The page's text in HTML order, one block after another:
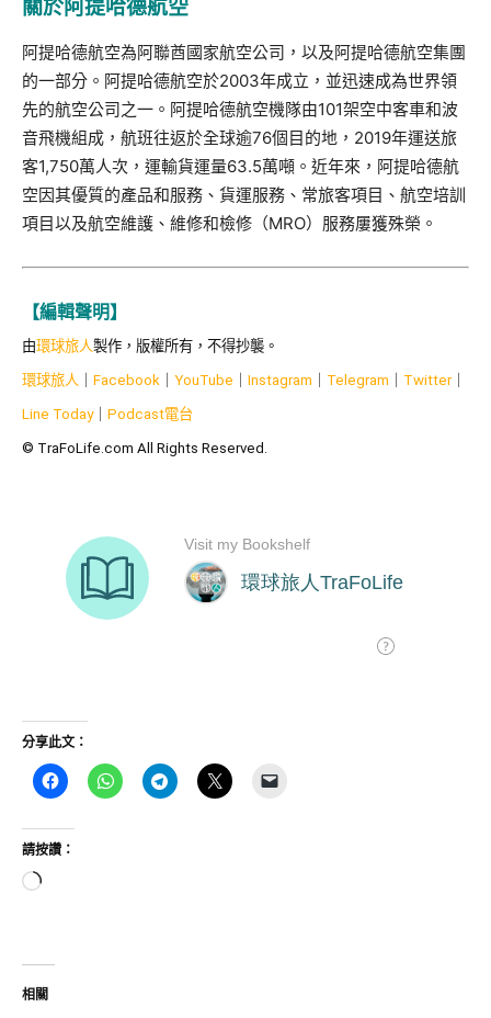
關於阿提哈德航空
阿提哈德航空為阿聯酋國家航空公司，以及阿提哈德航空集團
的一部分。阿提哈德航空於2003年成立，並迅速成為世界領
先的航空公司之一。阿提哈德航空機隊由101架空中客車和波
音飛機組成，航班往返於全球逾76個目的地，2019年運送旅
客1,750萬人次，運輸貨運量63.5萬噸。近年來，阿提哈德航
空因其優質的產品和服務、貨運服務、常旅客項目、航空培訓
項目以及航空維護、維修和檢修（MRO）服務屢獲殊榮。
【編輯聲明】
由環球旅人製作，版權所有，不得抄襲。
環球旅人 Facebook YouTube Instagram Telegram Twitter｜
Line Today｜ Podcast電台
© TraFoLife.com All Rights Reserved.
分享此文：
請按讚：
正
入...
相關